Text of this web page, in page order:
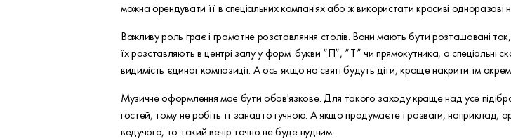
можна орендувати її в спеціальних компаніях або ж використати красиві
Важливу роль грає і грамотне розставляння столів. Вони мають бути розташовані
їх розставляють в центрі залу у формі букви “П”, “Т” чи прямокутника, а спеціальні
видимість єдиної композиції. А ось якщо на святі будуть діти, краще накрити їм
Музичне оформлення має бути обов'язкове. Для такого заходу краще над усе
гостей, тому не робіть її занадто гучною. А якщо продумаєте і розваги, наприклад,
ведучого, то такий вечір точно не буде нудним.